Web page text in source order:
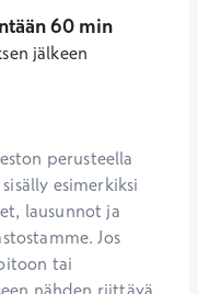
60 min
jälkeen
perusteella
esimerkiksi
lausunnot ja
Jos
tai
nähden riittävä,